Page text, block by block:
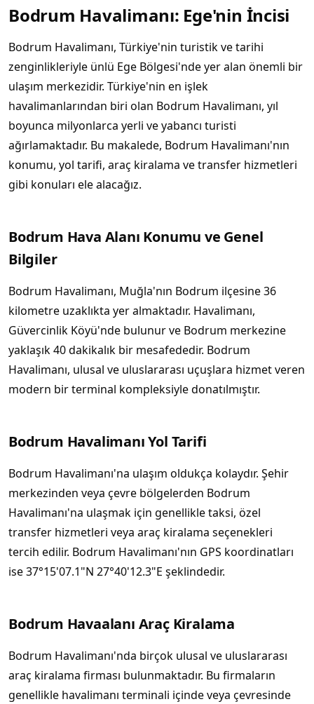
Bodrum Havalimanı: Ege'nin İncisi
Bodrum Havalimanı, Türkiye'nin turistik ve tarihi
zenginlikleriyle ünlü Ege Bölgesi'nde yer alan önemli bir
ulaşım merkezidir. Türkiye'nin en işlek
havalimanlarından biri olan Bodrum Havalimanı, yıl
boyunca milyonlarca yerli ve yabancı turisti
ağırlamaktadır. Bu makalede, Bodrum Havalimanı'nın
konumu, yol tarifi, araç kiralama ve transfer hizmetleri
gibi konuları ele alacağız.
Bodrum Hava Alanı Konumu ve Genel
Bilgiler
Bodrum Havalimanı, Muğla'nın Bodrum ilçesine 36
kilometre uzaklıkta yer almaktadır. Havalimanı,
Güvercinlik Köyü'nde bulunur ve Bodrum merkezine
yaklaşık 40 dakikalık bir mesafededir. Bodrum
Havalimanı, ulusal ve uluslararası uçuşlara hizmet veren
modern bir terminal kompleksiyle donatılmıştır.
Bodrum Havalimanı Yol Tarifi
Bodrum Havalimanı'na ulaşım oldukça kolaydır. Şehir
merkezinden veya çevre bölgelerden Bodrum
Havalimanı'na ulaşmak için genellikle taksi, özel
transfer hizmetleri veya araç kiralama seçenekleri
tercih edilir. Bodrum Havalimanı'nın GPS koordinatları
ise 37°15'07.1"N 27°40'12.3"E şeklindedir.
Bodrum Havaalanı Araç Kiralama
Bodrum Havalimanı'nda birçok ulusal ve uluslararası
araç kiralama firması bulunmaktadır. Bu firmaların
genellikle havalimanı terminali içinde veya çevresinde